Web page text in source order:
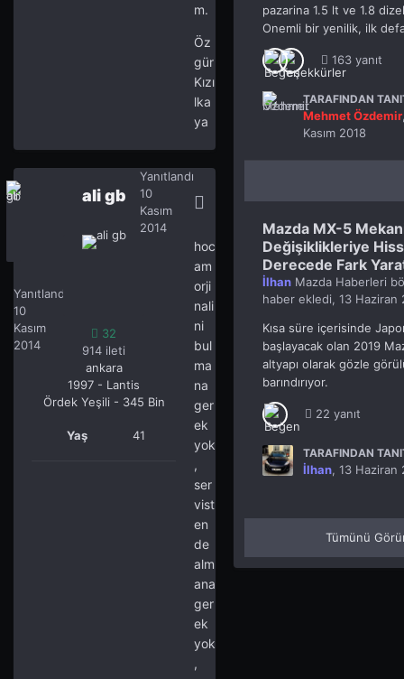
m.
Öz
gür
Kızı
lka
ya
Yanıtlandı
10
Kasım
2014
ali gb
32
914 ileti
ankara
1997 - Lantis
Ördek Yeşili - 345 Bin
Yaş 41
Yanıtlandı
10
Kasım
2014
hoc
am
orji
nali
ni
bul
ma
na
ger
ek
yok
,
ser
vist
en
de
alm
ana
ger
ek
yok
,
pazarina 1.5 lt ve 1.8
Onemli bir yenilik, ilk
163 yanıt
TARAFINDAN
Mehmet Özdemir
Kasım 2018
Mazda MX-5
Değişiklikleriye
Derecede Fark
İlhan Mazda Haberleri
haber ekledi, 13 Haziran
Kısa süre içerisinde
başlayacak olan 2019
altyapı olarak gözle
barındırıyor.
22 yanıt
TARAFINDAN
İlhan, 13 Haziran
Tümünü